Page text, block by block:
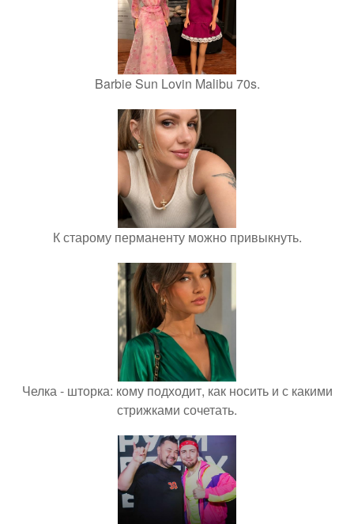
Barbie Sun Lovin Malibu 70s.
К старому перманенту можно привыкнуть.
Челка - шторка: кому подходит, как носить и с какими
стрижками сочетать.